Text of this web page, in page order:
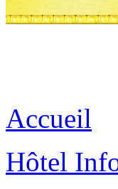
Accueil
Hôtel